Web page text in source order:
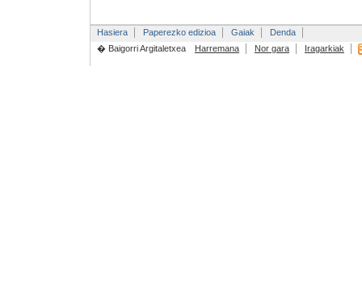
Hasiera Paperezko edizioa Gaiak
Denda
� Baigorri Argitaletxea
Harremana Nor gara Iragarkiak